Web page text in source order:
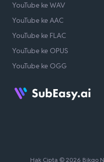
YouTube ke WAV
YouTube ke AAC
YouTube ke FLAC
YouTube ke OPUS
YouTube ke OGG
Hak Cipta © 2026 Bikgo